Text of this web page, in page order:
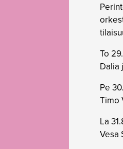
To
Dalia
Pe
Timo
La
Vesa